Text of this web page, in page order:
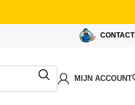
CONTACT
MIJN ACCOUNT